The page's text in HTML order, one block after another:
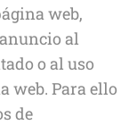
web,
al
o al uso
web. Para ello
de